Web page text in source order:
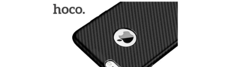
BRAŠNY NA NOTEBOOKY